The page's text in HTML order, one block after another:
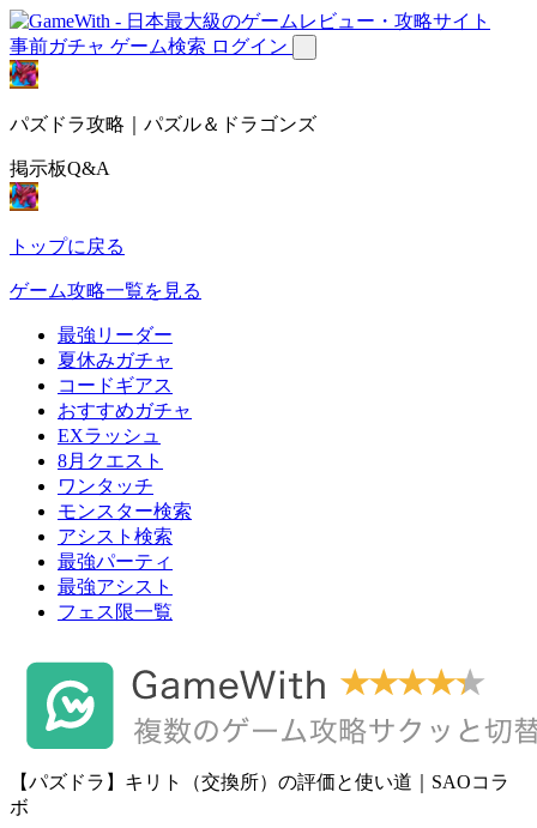
事前ガチャ ゲーム検索 ログイン
パズドラ攻略｜パズル＆ドラゴンズ
掲示板Q&A
トップに戻る
ゲーム攻略一覧を見る
最強リーダー
夏休みガチャ
コードギアス
おすすめガチャ
EXラッシュ
8月クエスト
ワンタッチ
モンスター検索
アシスト検索
最強パーティ
最強アシスト
フェス限一覧
【パズドラ】キリト（交換所）の評価と使い道｜SAOコラ
ボ